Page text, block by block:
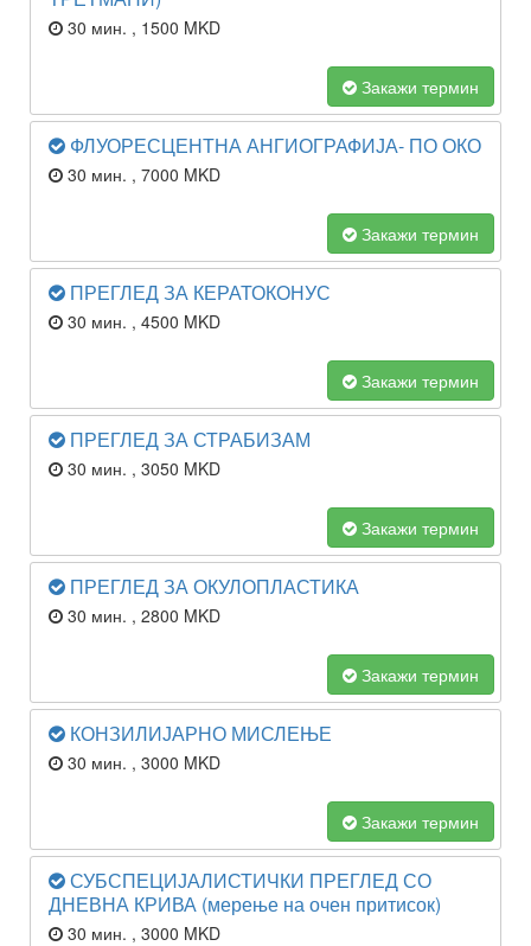
30 мин. , 1500 MKD
Закажи термин
ФЛУОРЕСЦЕНТНА АНГИОГРАФИЈА- ПО ОКО
30 мин. , 7000 MKD
Закажи термин
ПРЕГЛЕД ЗА КЕРАТОКОНУС
30 мин. , 4500 MKD
Закажи термин
ПРЕГЛЕД ЗА СТРАБИЗАМ
30 мин. , 3050 MKD
Закажи термин
ПРЕГЛЕД ЗА ОКУЛОПЛАСТИКА
30 мин. , 2800 MKD
Закажи термин
КОНЗИЛИЈАРНО МИСЛЕЊЕ
30 мин. , 3000 MKD
Закажи термин
СУБСПЕЦИЈАЛИСТИЧКИ ПРЕГЛЕД СО
ДНЕВНА КРИВА (мерење на очен притисок)
30 мин. , 3000 MKD